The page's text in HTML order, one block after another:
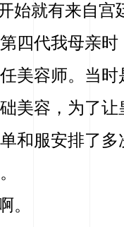
始就有来自宫
四代我母亲
美容师。当
美容，为了
和服安排了
。